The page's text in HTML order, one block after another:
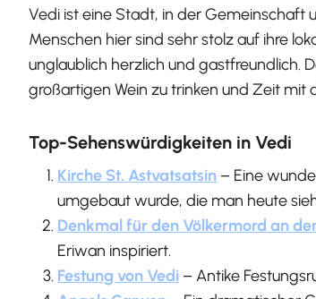
Vedi ist eine Stadt, in der Gemeinschaft
Menschen hier sind sehr stolz auf ihre
unglaublich herzlich und gastfreundlich.
großartigen Wein zu trinken und Zeit mit
Top-Sehenswürdigkeiten in Vedi
Kirche St. Astvatsatsin – Eine
umgebaut wurde, die man heute
Denkmal für den Völkermord an
Eriwan inspiriert.
Festung von Vedi – Antike